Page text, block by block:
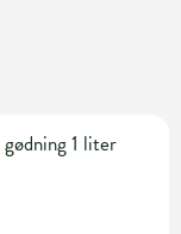
1 liter